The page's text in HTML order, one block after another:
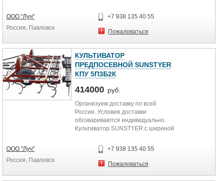
ООО "Луч"
Россия, Павловск
+7 938 135 40 55
Пожаловаться
КУЛЬТИВАТОР
ПРЕДПОСЕВНОЙ SUNSTYER
КПУ 5П3Б2К
414000 руб.
Организуем доставку по всей
России. Условия доставки
обговариваются индивидуально.
Культиватор SUNSTYER с шириной
ООО "Луч"
Россия, Павловск
+7 938 135 40 55
Пожаловаться